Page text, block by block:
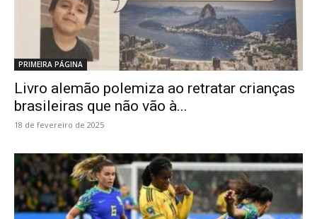
PRIMEIRA PÁGINA
Livro alemão polemiza ao retratar crianças
brasileiras que não vão à...
18 de fevereiro de 2025